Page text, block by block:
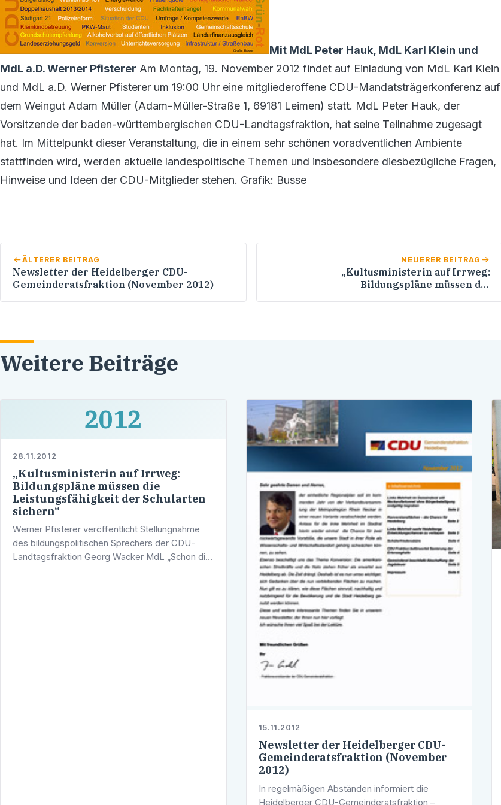
Mit MdL Peter Hauk, MdL Karl Klein und
MdL a.D. Werner Pfisterer Am Montag, 19. November 2012 findet auf Einladung von MdL Karl Klein
und MdL a.D. Werner Pfisterer um 19:00 Uhr eine mitgliederoffene CDU-Mandatsträgerkonferenz auf
dem Weingut Adam Müller (Adam-Müller-Straße 1, 69181 Leimen) statt. MdL Peter Hauk, der
Vorsitzende der baden-württembergischen CDU-Landtagsfraktion, hat seine Teilnahme zugesagt
hat. Im Mittelpunkt dieser Veranstaltung, die in einem sehr schönen voradventlichen Ambiente
stattfinden wird, werden aktuelle landespolitische Themen und insbesondere diesbezügliche Fragen,
Hinweise und Ideen der CDU-Mitglieder stehen. Grafik: Busse
ÄLTERER BEITRAG
Newsletter der Heidelberger CDU-
Gemeinderatsfraktion (November 2012)
NEUERER BEITRAG
„Kultusministerin auf Irrweg:
Bildungspläne müssen die
Weitere Beiträge
2012
28.11.2012
„Kultusministerin auf Irrweg:
Bildungspläne müssen die
Leistungsfähigkeit der Schularten
sichern“
Werner Pfisterer veröffentlicht Stellungnahme
des bildungspolitischen Sprechers der CDU-
Landtagsfraktion Georg Wacker MdL „Schon die
15.11.2012
Newsletter der Heidelberger CDU-
Gemeinderatsfraktion (November
2012)
In regelmäßigen Abständen informiert die
Heidelberger CDU-Gemeinderatsfraktion –